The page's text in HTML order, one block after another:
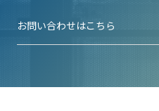
お問い合わせはこちら